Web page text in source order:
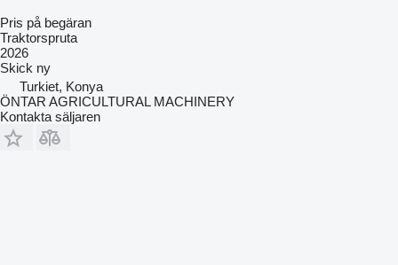
Pris på begäran
Traktorspruta
2026
Skick ny
Turkiet, Konya
ÖNTAR AGRICULTURAL MACHINERY
Kontakta säljaren